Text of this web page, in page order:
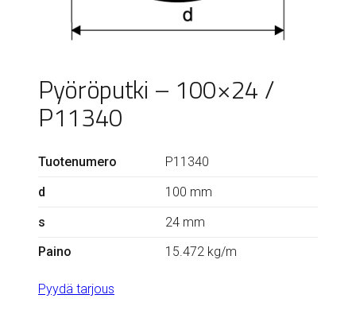
Pyöröputki – 100×24 /
P11340
Tuotenumero
P11340
d
100 mm
s
24 mm
Paino
15.472 kg/m
Pyydä tarjous